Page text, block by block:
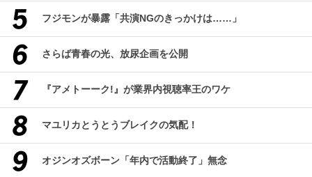
フジモンが暴露「共演NGのきっかけは……」
さらば青春の光、放尿企画を公開
『アメトーーク!』が業界内視聴率王のワケ
マユリカとうとうブレイクの気配！
オジンオズボーン「年内で活動終了」無念